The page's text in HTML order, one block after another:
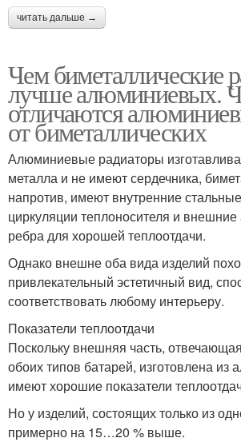
читать дальше →
Чем биметаллические
лучше алюминиевых.
отличаются
от биметаллических
Алюминиевые радиаторы
металла и не имеют сердечника,
напротив, имеют внутренние
циркуляции теплоносителя и
ребра для хорошей теплоотдачи.
Однако внешне оба вида изделий
привлекательный эстетичный вид,
соответствовать любому интерьеру.
Показатели теплоотдачи
Поскольку внешняя часть,
обоих типов батарей, изготовлена из
имеют хорошие показатели
Но у изделий, состоящих только из
примерно на 15…20 % выше.